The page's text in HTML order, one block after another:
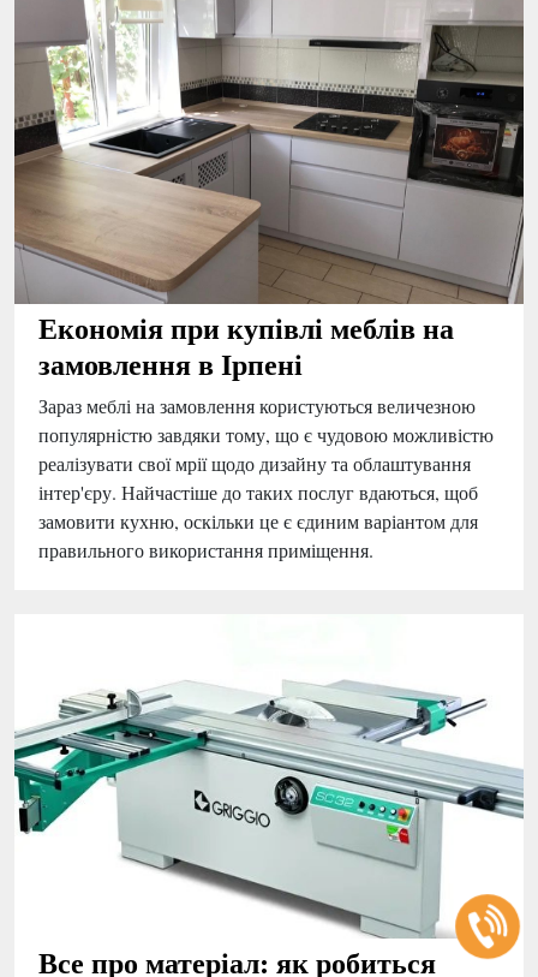
Економія при купівлі меблів на
замовлення в Ірпені
Зараз меблі на замовлення користуються величезною
популярністю завдяки тому, що є чудовою можливістю
реалізувати свої мрії щодо дизайну та облаштування
інтер'єру. Найчастіше до таких послуг вдаються, щоб
замовити кухню, оскільки це є єдиним варіантом для
правильного використання приміщення.
Все про матеріал: як робиться